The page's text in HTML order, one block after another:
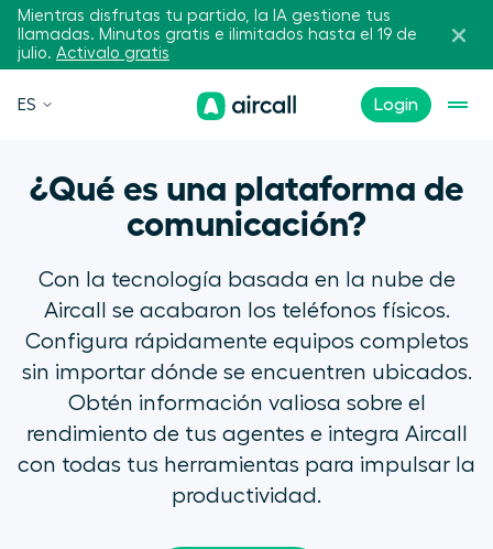
Mientras disfrutas tu partido, la IA gestione tus
llamadas. Minutos gratis e ilimitados hasta el 19 de
julio. Activalo gratis
Login
ES
¿Qué es una plataforma de
comunicación?
Con la tecnología basada en la nube de
Aircall se acabaron los teléfonos físicos.
Configura rápidamente equipos completos
sin importar dónde se encuentren ubicados.
Obtén información valiosa sobre el
rendimiento de tus agentes e integra Aircall
con todas tus herramientas para impulsar la
productividad.